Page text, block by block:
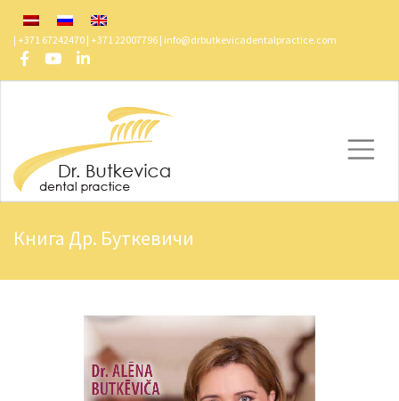
| +371 67242470 | +371 22007796 | info@drbutkevicadentalpractice.com
Книга Др. Буткевичи